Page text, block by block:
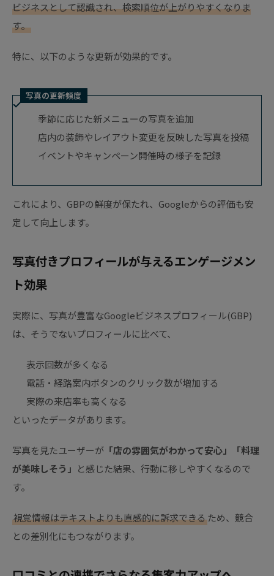
ビジネスとして認識され、検索順位が上がりやすくなりま
す。
特に、以下のような更新が効果的です。
写真の更新頻度
季節に応じた新メニューの写真を追加
店内の装飾やレイアウト変更を反映した写真を投稿
イベントやキャンペーン開催時の様子を記録
これにより、GBPの鮮度が保たれ、Googleからの評価も安
定して向上します。
写真付きプロフィールが与えるエンゲージメン
ト効果
実際に、写真が豊富なGoogleビジネスプロフィール(GBP)
は、そうでないプロフィールに比べて、
表示回数が多くなる
電話・経路案内ボタンのクリック数が増加する
実際の来店率も高くなる
といったデータがあります。
写真を見たユーザーが 「店の雰囲気がわかって安心」「料理
が美味しそう」 と感じた結果、行動に移しやすくなるので
す。
視覚情報はテキストよりも直感的に訴求できるため、競合
との差別化にもつながります。